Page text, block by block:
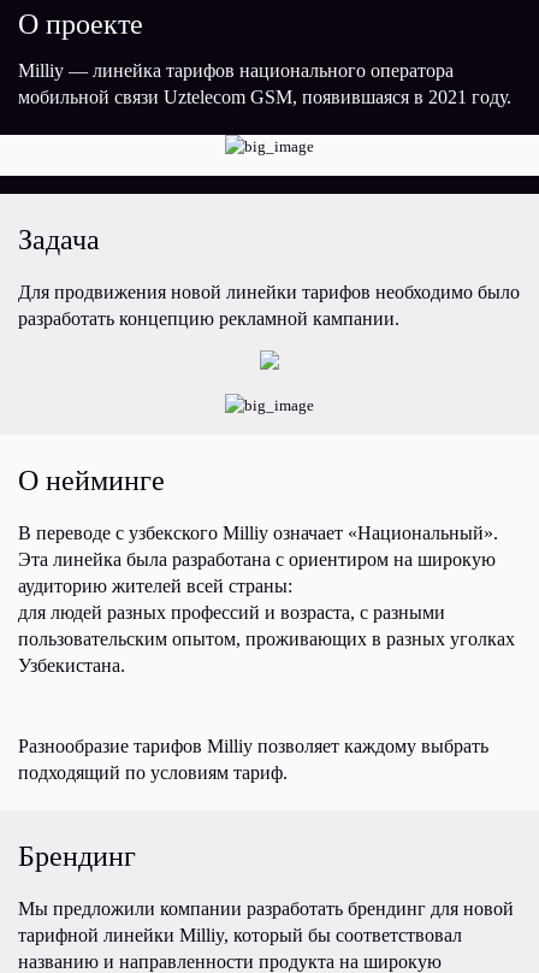
О проекте
Milliy — линейка тарифов национального оператора
мобильной связи Uztelecom GSM, появившаяся в 2021 году.
Задача
Для продвижения новой линейки тарифов необходимо было
разработать концепцию рекламной кампании.
О нейминге
В переводе с узбекского Milliy означает «Национальный».
Эта линейка была разработана с ориентиром на широкую
аудиторию жителей всей страны:
для людей разных профессий и возраста, с разными
пользовательским опытом, проживающих в разных уголках
Узбекистана.
Разнообразие тарифов Milliy позволяет каждому выбрать
подходящий по условиям тариф.
Брендинг
Мы предложили компании разработать брендинг для новой
тарифной линейки Milliy, который бы соответствовал
названию и направленности продукта на широкую